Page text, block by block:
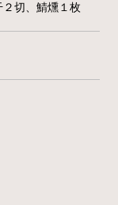
切、鯖燻１枚